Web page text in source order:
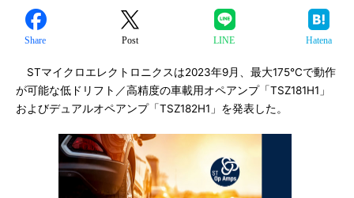
Share Post LINE Hatena
STマイクロエレクトロニクスは2023年9月、最大175℃で動作
が可能な低ドリフト／高精度の車載用オペアンプ「TSZ181H1」
およびデュアルオペアンプ「TSZ182H1」を発表した。